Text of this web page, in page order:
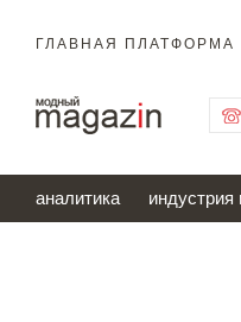
ГЛАВНАЯ
аналитика